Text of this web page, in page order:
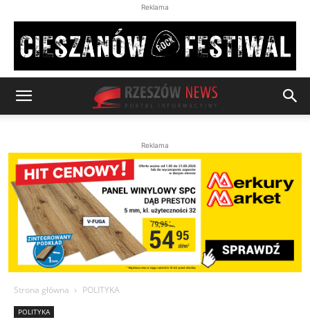
Reklama
Reklama
Strona główna POLITYKA
POLITYKA